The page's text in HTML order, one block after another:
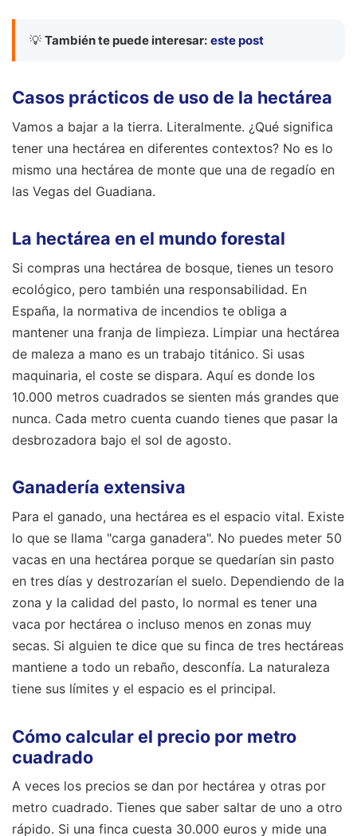
💡 También te puede interesar: este post
Casos prácticos de uso de la hectárea
Vamos a bajar a la tierra. Literalmente. ¿Qué significa
tener una hectárea en diferentes contextos? No es lo
mismo una hectárea de monte que una de regadío en
las Vegas del Guadiana.
La hectárea en el mundo forestal
Si compras una hectárea de bosque, tienes un tesoro
ecológico, pero también una responsabilidad. En
España, la normativa de incendios te obliga a
mantener una franja de limpieza. Limpiar una hectárea
de maleza a mano es un trabajo titánico. Si usas
maquinaria, el coste se dispara. Aquí es donde los
10.000 metros cuadrados se sienten más grandes que
nunca. Cada metro cuenta cuando tienes que pasar la
desbrozadora bajo el sol de agosto.
Ganadería extensiva
Para el ganado, una hectárea es el espacio vital. Existe
lo que se llama "carga ganadera". No puedes meter 50
vacas en una hectárea porque se quedarían sin pasto
en tres días y destrozarían el suelo. Dependiendo de la
zona y la calidad del pasto, lo normal es tener una
vaca por hectárea o incluso menos en zonas muy
secas. Si alguien te dice que su finca de tres hectáreas
mantiene a todo un rebaño, desconfía. La naturaleza
tiene sus límites y el espacio es el principal.
Cómo calcular el precio por metro
cuadrado
A veces los precios se dan por hectárea y otras por
metro cuadrado. Tienes que saber saltar de uno a otro
rápido. Si una finca cuesta 30.000 euros y mide una